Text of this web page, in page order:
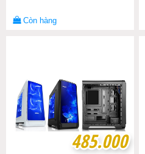
Còn hàng
485.000
485.000